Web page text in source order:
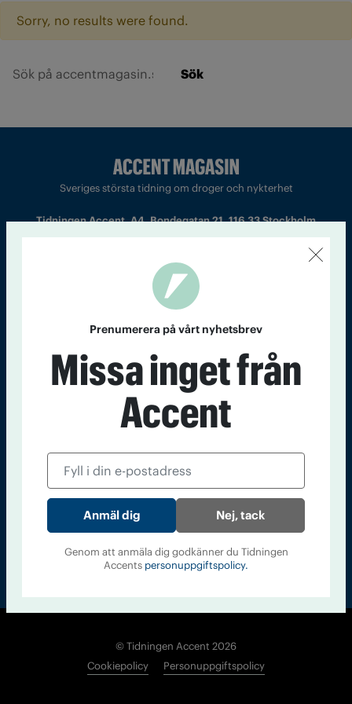
Sorry, no results were found.
Sök
Sveriges största tidning om droger och nykterhet
Tidningen Accent, A4, Bondegatan 21, 116 33 Stockholm
Chefredaktör och ansvarig utgivare: Barbro Janson Lundkvist,
barbro@a4.se.
Kontakt Om Tidningen Tidningsarkiv In English
Läs tidigare
Accent
© Tidningen Accent 2026
Cookiepolicy
Personuppgiftspolicy
Prenumerera på vårt nyhetsbrev
Missa inget från
Accent
Nej, tack
Genom att anmäla dig godkänner du Tidningen
Accents personuppgiftspolicy.